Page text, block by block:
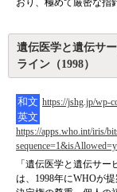
おり、極めて厳密な指
遺伝医学と遺伝サ
ライン（1998）
和文 https://jshg.jp/wp-
英文
https://apps.who.int/iris/
sequence=1&isAllowed=y
「遺伝医学と遺伝サ
は、1998年にWHOが